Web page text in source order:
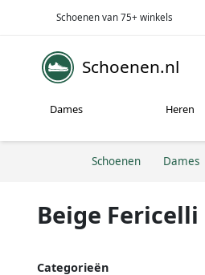
Schoenen van 75+ winkels
Schoenen.nl
Dames Heren
Schoenen Dames
Beige
Categorieën